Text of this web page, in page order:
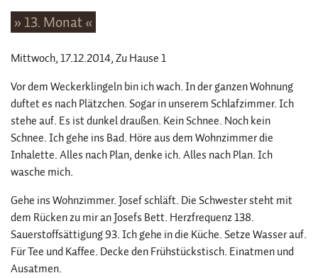
» 13. Monat «
Mittwoch, 17.12.2014, Zu Hause 1
Vor dem Weckerklingeln bin ich wach. In der ganzen Wohnung
duftet es nach Plätzchen. Sogar in unserem Schlafzimmer. Ich
stehe auf. Es ist dunkel draußen. Kein Schnee. Noch kein
Schnee. Ich gehe ins Bad. Höre aus dem Wohnzimmer die
Inhalette. Alles nach Plan, denke ich. Alles nach Plan. Ich
wasche mich.
Gehe ins Wohnzimmer. Josef schläft. Die Schwester steht mit
dem Rücken zu mir an Josefs Bett. Herzfrequenz 138.
Sauerstoffsättigung 93. Ich gehe in die Küche. Setze Wasser auf.
Für Tee und Kaffee. Decke den Frühstückstisch. Einatmen und
Ausatmen.